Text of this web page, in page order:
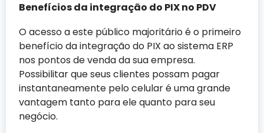
Benefícios da integração do PIX no PDV
O acesso a este público majoritário é o primeiro
benefício da integração do PIX ao sistema ERP
nos pontos de venda da sua empresa.
Possibilitar que seus clientes possam pagar
instantaneamente pelo celular é uma grande
vantagem tanto para ele quanto para seu
negócio.